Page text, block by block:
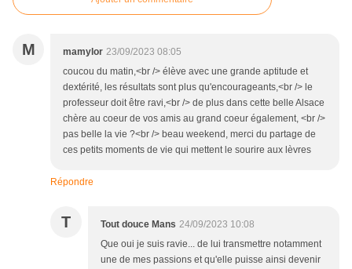
M mamylor 23/09/2023 08:05
coucou du matin,<br /> élève avec une grande aptitude et
dextérité, les résultats sont plus qu'encourageants,<br /> le
professeur doit être ravi,<br /> de plus dans cette belle Alsace
chère au coeur de vos amis au grand coeur également, <br />
pas belle la vie ?<br /> beau weekend, merci du partage de
ces petits moments de vie qui mettent le sourire aux lèvres
Répondre
T Tout douce Mans 24/09/2023 10:08
Que oui je suis ravie... de lui transmettre notamment
une de mes passions et qu'elle puisse ainsi devenir